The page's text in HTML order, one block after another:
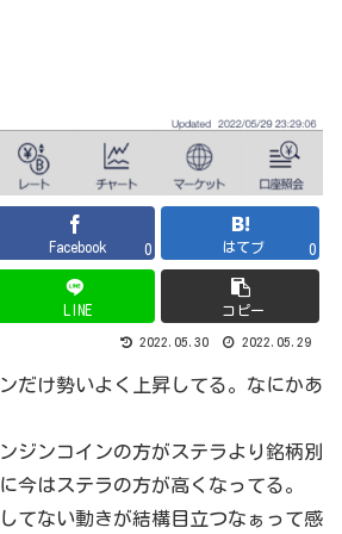
Facebook 0 はてブ 0
LINE コピー
2022.05.30 2022.05.29
だけ勢いよく上昇してる。なにかあ
ジンコインの方がステラより銘柄別
今はステラの方が高くなってる。
てない動きが結構目立つなぁって感